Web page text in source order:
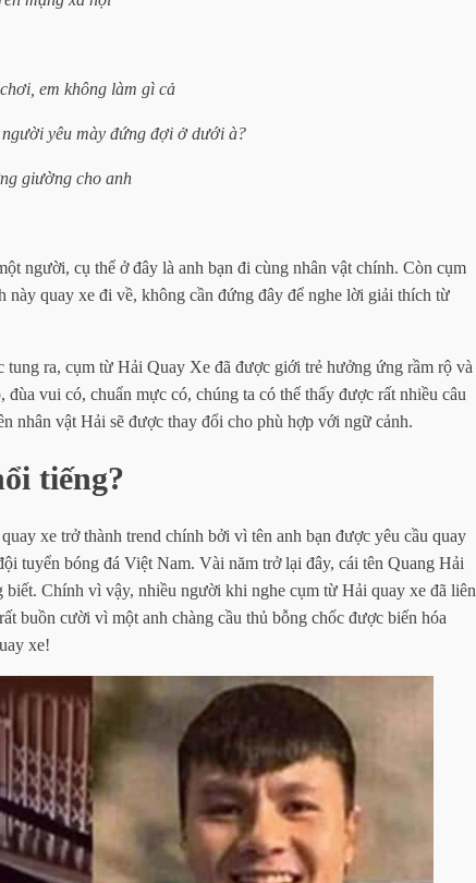
em không làm gì cả
yêu mày đứng đợi ở dưới à?
giường cho anh
người, cụ thể ở đây là anh bạn đi cùng nhân vật chính. Còn cụm
này quay xe đi về, không cần đứng đây để nghe lời giải thích từ
ra, cụm từ Hải Quay Xe đã được giới trẻ hưởng ứng rầm rộ và
vui có, chuẩn mực có, chúng ta có thể thấy được rất nhiều câu
nhân vật Hải sẽ được thay đổi cho phù hợp với ngữ cảnh.
tiếng?
xe trở thành trend chính bởi vì tên anh bạn được yêu cầu quay
tuyển bóng đá Việt Nam. Vài năm trở lại đây, cái tên Quang Hải
biết. Chính vì vậy, nhiều người khi nghe cụm từ Hải quay xe đã liên
buồn cười vì một anh chàng cầu thủ bỗng chốc được biến hóa
xe!